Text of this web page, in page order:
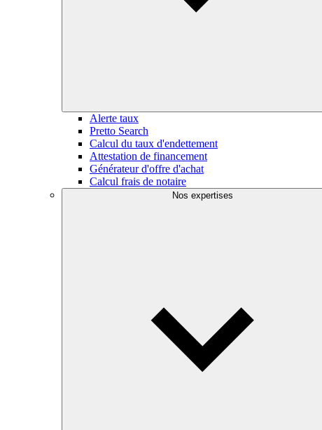
Alerte taux
Pretto Search
Calcul du taux d'endettement
Attestation de financement
Générateur d'offre d'achat
Calcul frais de notaire
Nos expertises